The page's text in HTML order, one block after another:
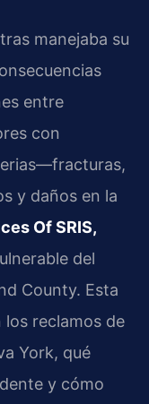
manejaba su
entre
con
y daños en la
Of SRIS,
del
County. Esta
reclamos de
York, qué
y cómo